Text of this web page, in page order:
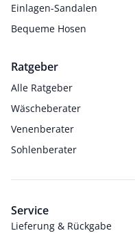
Einlagen-Sandalen
Bequeme Hosen
Ratgeber
Alle Ratgeber
Wäscheberater
Venenberater
Sohlenberater
Service
Lieferung & Rückgabe